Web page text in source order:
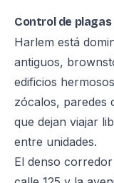
Control de
Harlem está
antiguos,
edificios
zócalos, paredes
que dejan viajar
entre unidades.
El denso